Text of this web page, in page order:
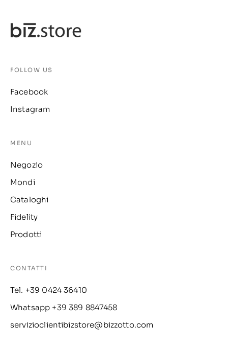
FOLLOW US
Facebook
Instagram
MENU
Negozio
Mondi
Cataloghi
Fidelity
Prodotti
CONTATTI
Tel. +39 0424 36410
Whatsapp +39 389 8847458
servizioclientibizstore@bizzotto.com